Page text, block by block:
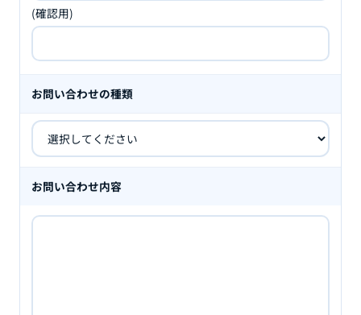
(確認用)
お問い合わせの種類
お問い合わせ内容